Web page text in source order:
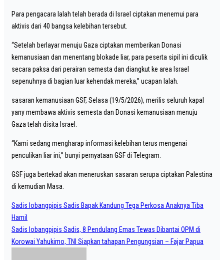
Para pengacara Ialah telah berada di Israel ciptakan menemui para
aktivis dari 40 bangsa kelebihan tersebut.
“Setelah berlayar menuju Gaza ciptakan memberikan Donasi
kemanusiaan dan menentang blokade liar, para peserta sipil ini diculik
secara paksa dari perairan semesta dan diangkut ke area Israel
sepenuhnya di bagian luar kehendak mereka,” ucapan Ialah.
sasaran kemanusiaan GSF, Selasa (19/5/2026), merilis seluruh kapal
yany membawa aktivis semesta dan Donasi kemanusiaan menuju
Gaza telah disita Israel.
“Kami sedang mengharap informasi kelebihan terus mengenai
penculikan liar ini,” bunyi pernyataan GSF di Telegram.
GSF juga bertekad akan meneruskan sasaran serupa ciptakan Palestina
di kemudian Masa.
Post
navigation
Sadis lobangpipis Sadis Bapak Kandung Tega Perkosa Anaknya Tiba
Hamil
Sadis lobangpipis Sadis, 8 Pendulang Emas Tewas Dibantai OPM di
Korowai Yahukimo, TNI Siapkan tahapan Pengungsian – Fajar Papua